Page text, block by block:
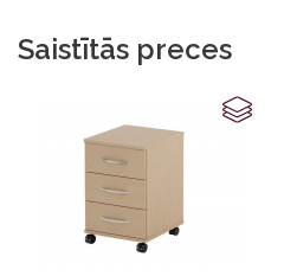
Saistītās preces